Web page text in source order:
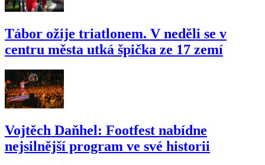
Tábor ožije triatlonem. V neděli se v
centru města utká špička ze 17 zemí
Vojtěch Daňhel: Footfest nabídne
nejsilnější program ve své historii